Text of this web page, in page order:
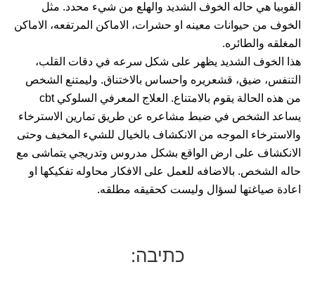
الفوبيا هي حاله الخوف الشديد والهلع من شيء محدد. مثل
الخوف من حيوانات معينه او حشرات، الاماكن المرتفعه، الاماكن
المغلقه والطائره.
هذا الخوف الشديد يظهر على شكل سرعه في دقات القلب،
التنفس، ضيق، قشعريره واحساس بالاختناق. وليمتنع الشخص
من هذه الحالة يقوم بالامتناع. العلاج المعرفي السلوكي cbt
يساعد الشخص في ضبط مشاعره عن طريق تمارين الاسترخاء
والاسترخاء الموجه من الانكشاف بالخيال للشيء المخيف وحتى
الانكشاف على ارض الواقع بشكل مدروس وتدريجي يتماشى مع
حاله الشخص. بالاضافه للعمل على الافكار محاوله تفكيكها او
اعادة صياغتها لسؤال وليست كحقيقه مطلقه.
כתיבה: